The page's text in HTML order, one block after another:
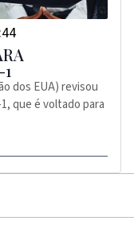
dos EUA) revisou
que é voltado para